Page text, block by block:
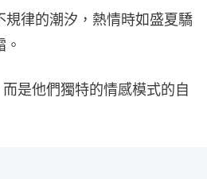
規律的潮汐，熱情時如盛夏驕
是他們獨特的情感模式的自